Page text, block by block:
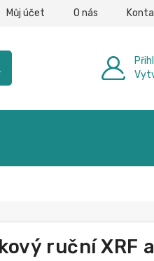
Můj účet O nás
ruční XRF